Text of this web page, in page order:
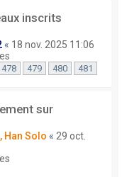
inscrits
« 18 nov. 2025 11:06
478 479 480 481
sur
Han Solo « 29 oct.